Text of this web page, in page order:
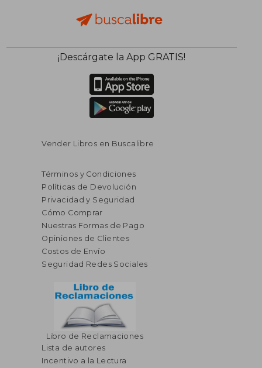
¡Descárgate la App GRATIS!
Vender Libros en Buscalibre
Términos y Condiciones
Políticas de Devolución
Privacidad y Seguridad
Cómo Comprar
Nuestras Formas de Pago
Opiniones de Clientes
Costos de Envío
Seguridad Redes Sociales
Libro de Reclamaciones
Lista de autores
Incentivo a la Lectura